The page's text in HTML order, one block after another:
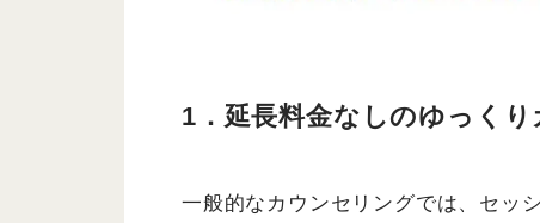
1．延長料金なしのゆっく
一般的なカウンセリングでは、セッ